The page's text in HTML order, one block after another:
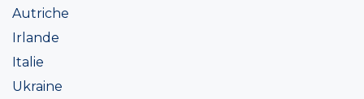
Autriche
Irlande
Italie
Ukraine